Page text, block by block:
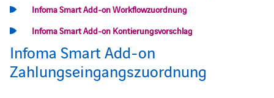
Infoma Smart Add-on Workflowzuordnung
Infoma Smart Add-on Kontierungsvorschlag
Infoma Smart Add-on
Zahlungseingangszuordnung